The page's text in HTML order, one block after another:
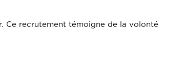
Ce recrutement témoigne de la volonté